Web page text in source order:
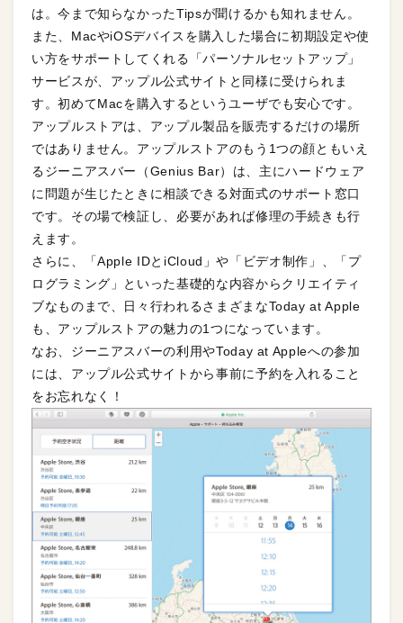
は。今まで知らなかったTipsが聞けるかも知れません。
また、MacやiOSデバイスを購入した場合に初期設定や使
い方をサポートしてくれる「パーソナルセットアップ」
サービスが、アップル公式サイトと同様に受けられま
す。初めてMacを購入するというユーザでも安心です。
アップルストアは、アップル製品を販売するだけの場所
ではありません。アップルストアのもう1つの顔ともいえ
るジーニアスバー（Genius Bar）は、主にハードウェア
に問題が生じたときに相談できる対面式のサポート窓口
です。その場で検証し、必要があれば修理の手続きも行
えます。
さらに、「Apple IDとiCloud」や「ビデオ制作」、「プ
ログラミング」といった基礎的な内容からクリエイティ
ブなものまで、日々行われるさまざまなToday at Apple
も、アップルストアの魅力の1つになっています。
なお、ジーニアスバーの利用やToday at Appleへの参加
には、アップル公式サイトから事前に予約を入れること
をお忘れなく！